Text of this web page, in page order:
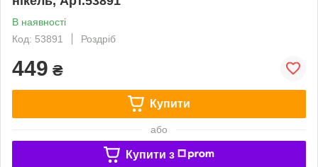
В наявності
Код: 53891
Роздріб
449 ₴
Купити
або
Купити з